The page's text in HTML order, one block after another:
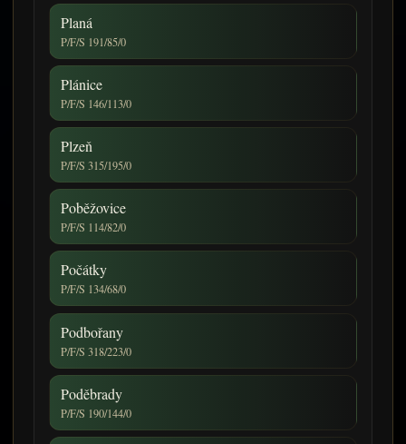
Planá
P/F/S 191/85/0
Plánice
P/F/S 146/113/0
Plzeň
P/F/S 315/195/0
Poběžovice
P/F/S 114/82/0
Počátky
P/F/S 134/68/0
Podbořany
P/F/S 318/223/0
Poděbrady
P/F/S 190/144/0